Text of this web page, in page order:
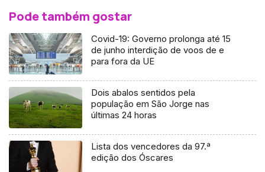
Pode também gostar
Covid-19: Governo prolonga até 15
de junho interdição de voos de e
para fora da UE
Dois abalos sentidos pela
população em São Jorge nas
últimas 24 horas
Lista dos vencedores da 97.ª
edição dos Óscares